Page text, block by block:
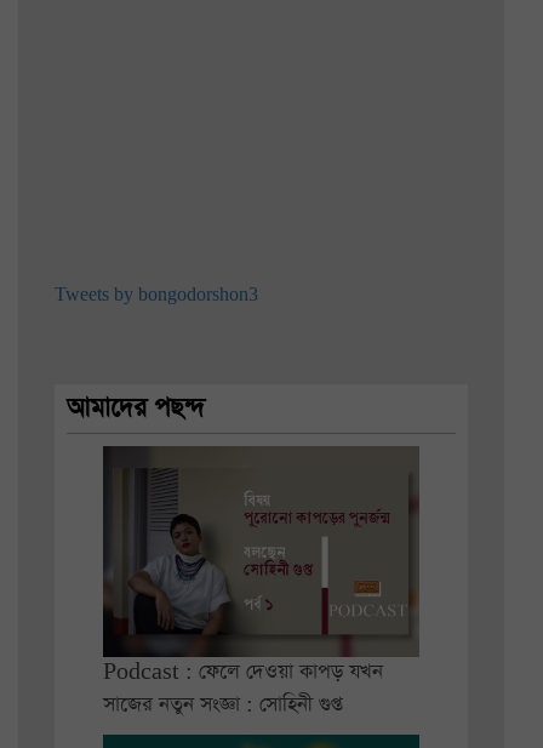
Tweets by bongodorshon3
আমাদের পছন্দ
Podcast : ফেলে দেওয়া কাপড় যখন
সাজের নতুন সংজ্ঞা : সোহিনী গুপ্ত